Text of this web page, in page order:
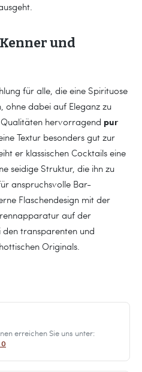
und
für alle, die eine Spirituose
ohne dabei auf Eleganz zu
hervorragend pur
Textur besonders gut zur
er klassischen Cocktails eine
seidige Struktur, die ihn zu
anspruchsvolle Bar-
Flaschendesign mit der
auf der
transparenten und
Originals.
erreichen Sie uns unter: